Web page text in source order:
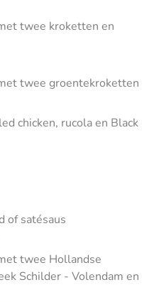
twee kroketten en
twee groentekroketten
chicken, rucola en Black
of satésaus
twee Hollandse
Schilder - Volendam en